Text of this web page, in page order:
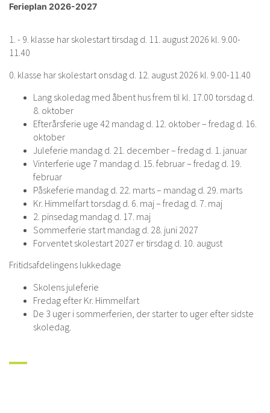
Ferieplan 2026-2027
1. - 9. klasse har skolestart tirsdag d. 11. august 2026 kl. 9.00-
11.40
0. klasse har skolestart onsdag d. 12. august 2026 kl. 9.00-11.40
Lang skoledag med åbent hus frem til kl. 17.00 torsdag d.
8. oktober
Efterårsferie uge 42 mandag d. 12. oktober – fredag d. 16.
oktober
Juleferie mandag d. 21. december – fredag d. 1. januar
Vinterferie uge 7 mandag d. 15. februar – fredag d. 19.
februar
Påskeferie mandag d. 22. marts – mandag d. 29. marts
Kr. Himmelfart torsdag d. 6. maj – fredag d. 7. maj
2. pinsedag mandag d. 17. maj
Sommerferie start mandag d. 28. juni 2027
Forventet skolestart 2027 er tirsdag d. 10. august
Fritidsafdelingens lukkedage
Skolens juleferie
Fredag efter Kr. Himmelfart
De 3 uger i sommerferien, der starter to uger efter sidste
skoledag.